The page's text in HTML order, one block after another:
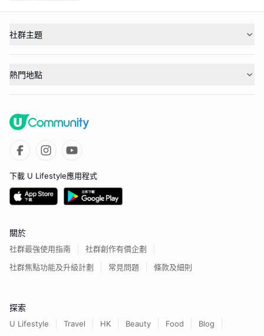
社群主題
熱門地點
下載 U Lifestyle應用程式
關於
社群最強使用指南
社群創作有價企劃
社群焦點功能及升級計劃
常見問題 條款及細則
探索
U Lifestyle Travel HK Beauty Food Blog